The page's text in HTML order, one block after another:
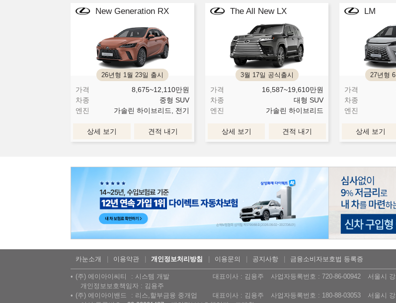
New Generation RX
26년형 1월 23일 출시
가격 8,675~12,110만원
차종
중형 SUV
엔진
가솔린 하이브리드, 전기
상세 보기 견적 내기
The All New LX
3월 17일 공식출시
가격 16,587~19,610만원
차종
대형 SUV
엔진
가솔린 하이브리드
상세 보기 견적 내기
LM
27년형
가격
차종
엔진
상세 보기
카눈소개 이용약관 개인정보처리방침 이용문의 공지사항 금융소비자보호법 등록증
(주) 에이아이씨티 시스템 개발 대표이사 : 김용주 사업자등록번호 : 720-86-00942
서울시
개인정보보호책임자 : 김용주
(주) 에이아이밴드
리스,할부금융 중개업 대표이사 : 김용주 사업자등록번호 : 180-88-03053
서울시